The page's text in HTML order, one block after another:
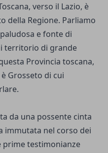
verso il Lazio, è
della Regione. Parliamo
e fonte di
territorio di grande
Provincia toscana,
Grosseto di cui
da una possente cinta
immutata nel corso dei
prime testimonianze